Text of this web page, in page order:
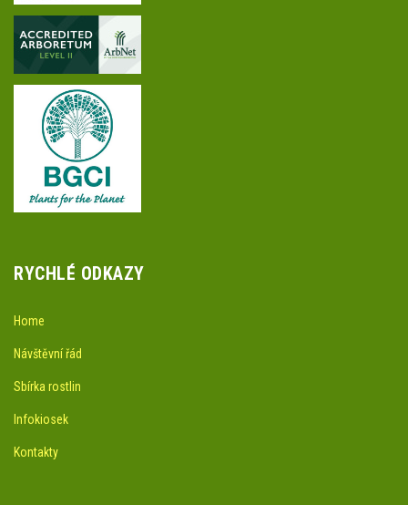
RYCHLÉ ODKAZY
Home
Návštěvní řád
Sbírka rostlin
Infokiosek
Kontakty